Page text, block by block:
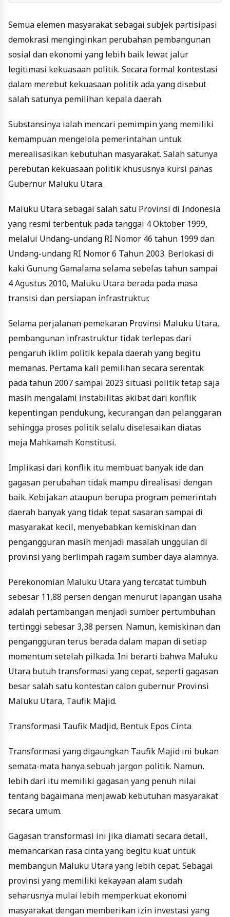
Semua elemen masyarakat sebagai subjek partisipasi
demokrasi menginginkan perubahan pembangunan
sosial dan ekonomi yang lebih baik lewat jalur
legitimasi kekuasaan politik. Secara formal kontestasi
dalam merebut kekuasaan politik ada yang disebut
salah satunya pemilihan kepala daerah.
Substansinya ialah mencari pemimpin yang memiliki
kemampuan mengelola pemerintahan untuk
merealisasikan kebutuhan masyarakat. Salah satunya
perebutan kekuasaan politik khususnya kursi panas
Gubernur Maluku Utara.
Maluku Utara sebagai salah satu Provinsi di Indonesia
yang resmi terbentuk pada tanggal 4 Oktober 1999,
melalui Undang-undang RI Nomor 46 tahun 1999 dan
Undang-undang RI Nomor 6 Tahun 2003. Berlokasi di
kaki Gunung Gamalama selama sebelas tahun sampai
4 Agustus 2010, Maluku Utara berada pada masa
transisi dan persiapan infrastruktur.
Selama perjalanan pemekaran Provinsi Maluku Utara,
pembangunan infrastruktur tidak terlepas dari
pengaruh iklim politik kepala daerah yang begitu
memanas. Pertama kali pemilihan secara serentak
pada tahun 2007 sampai 2023 situasi politik tetap saja
masih mengalami instabilitas akibat dari konflik
kepentingan pendukung, kecurangan dan pelanggaran
sehingga proses politik selalu diselesaikan diatas
meja Mahkamah Konstitusi.
Implikasi dari konflik itu membuat banyak ide dan
gagasan perubahan tidak mampu direalisasi dengan
baik. Kebijakan ataupun berupa program pemerintah
daerah banyak yang tidak tepat sasaran sampai di
masyarakat kecil, menyebabkan kemiskinan dan
pengangguran masih menjadi masalah unggulan di
provinsi yang berlimpah ragam sumber daya alamnya.
Perekonomian Maluku Utara yang tercatat tumbuh
sebesar 11,88 persen dengan menurut lapangan usaha
adalah pertambangan menjadi sumber pertumbuhan
tertinggi sebesar 3,38 persen. Namun, kemiskinan dan
pengangguran terus berada dalam mapan di setiap
momentum setelah pilkada. Ini berarti bahwa Maluku
Utara butuh transformasi yang cepat, seperti gagasan
besar salah satu kontestan calon gubernur Provinsi
Maluku Utara, Taufik Majid.
Transformasi Taufik Madjid, Bentuk Epos Cinta
Transformasi yang digaungkan Taufik Majid ini bukan
semata-mata hanya sebuah jargon politik. Namun,
lebih dari itu memiliki gagasan yang penuh nilai
tentang bagaimana menjawab kebutuhan masyarakat
secara umum.
Gagasan transformasi ini jika diamati secara detail,
memancarkan rasa cinta yang begitu kuat untuk
membangun Maluku Utara yang lebih cepat. Sebagai
provinsi yang memiliki kekayaan alam sudah
seharusnya mulai lebih memperkuat ekonomi
masyarakat dengan memberikan izin investasi yang